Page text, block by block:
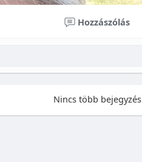
Hozzászólás
Nincs több bejegyzés